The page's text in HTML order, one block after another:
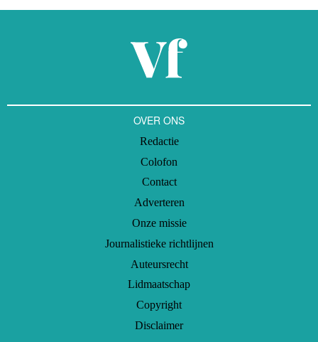
OVER ONS
Redactie
Colofon
Contact
Adverteren
Onze missie
Journalistieke richtlijnen
Auteursrecht
Lidmaatschap
Copyright
Disclaimer